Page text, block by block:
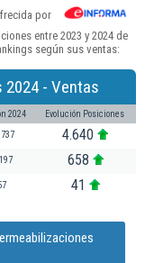
por
entre 2023 y 2024 de
según sus ventas:
2024 - Ventas
2024 Evolución Posiciones
4.640
658
41